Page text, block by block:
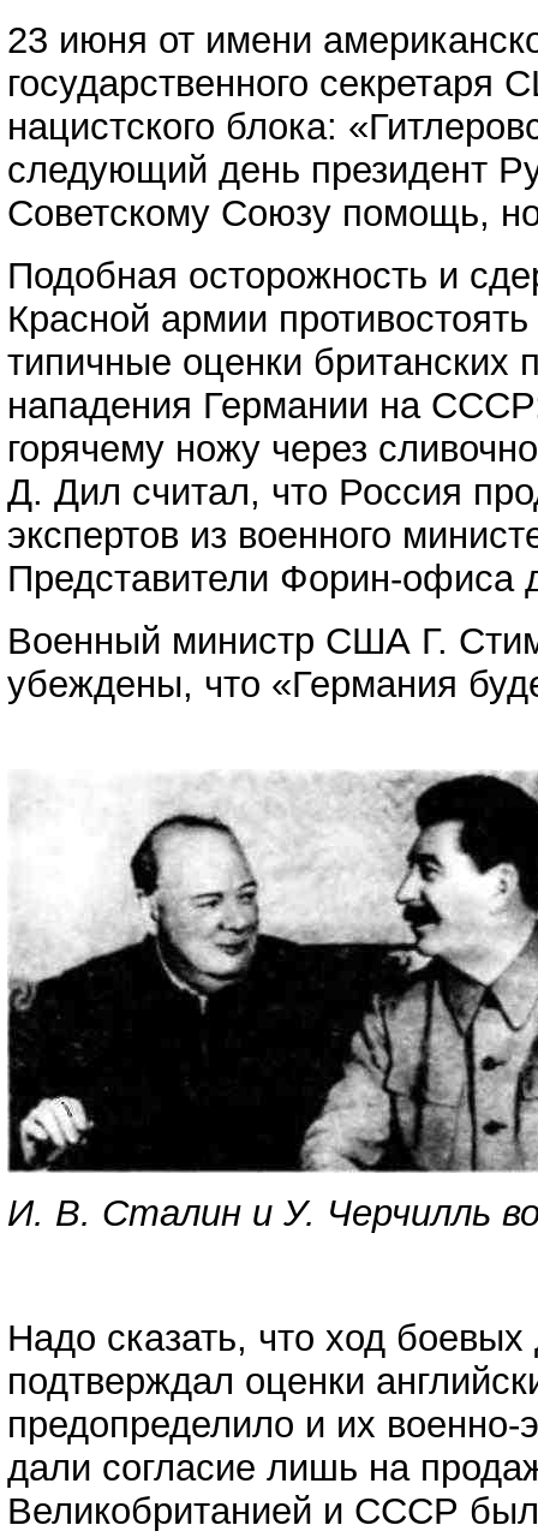
23 июня от имени
государственного
нацистского блока:
следующий день президент
Советскому Союзу помощь,
Подобная осторожность и
Красной армии
типичные оценки британских
нападения Германии на
горячему ножу через
Д. Дил считал, что Россия
экспертов из военного
Представители Форин-офиса
Военный министр США Г.
убеждены, что «Германия
И. В. Сталин и У. Черчилль
Надо сказать, что ход
подтверждал оценки
предопределило и их
дали согласие лишь на
Великобританией и СССР